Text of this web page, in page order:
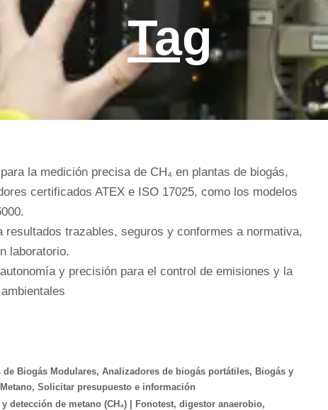
Tag
la medición precisa de CH₄ en plantas de biogás,
certificados ATEX e ISO 17025, como los modelos
resultados trazables, seguros y conformes a normativa,
laboratorio.
y precisión para el control de emisiones y la
de Biogás Modulares, Analizadores de biogás portátiles, Biogás y
Metano, Solicitar presupuesto e información
detección de metano (CH₄) | Fonotest, digestor anaerobio,